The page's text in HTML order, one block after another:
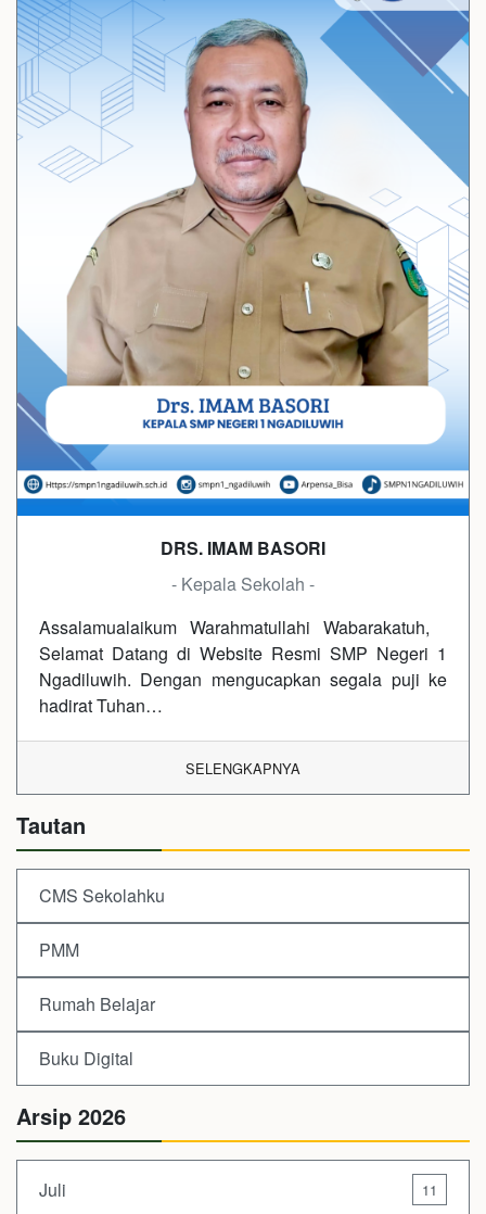
DRS. IMAM BASORI
- Kepala Sekolah -
Assalamualaikum Warahmatullahi Wabarakatuh,
Selamat Datang di Website Resmi SMP Negeri 1
Ngadiluwih. Dengan mengucapkan segala puji ke
hadirat Tuhan…
SELENGKAPNYA
Tautan
CMS Sekolahku
PMM
Rumah Belajar
Buku Digital
Arsip 2026
Juli 11